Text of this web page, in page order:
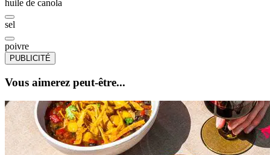
huile de canola
sel
poivre
PUBLICITÉ
Vous aimerez peut-être...